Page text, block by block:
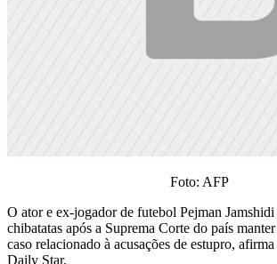
Foto: AFP
O ator e ex-jogador de futebol Pejman
chibatatas após a Suprema Corte do país
caso relacionado à acusações de estupro,
Daily Star.